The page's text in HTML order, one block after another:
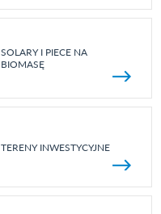
SOLARY I PIECE NA
BIOMASĘ
TERENY INWESTYCYJNE